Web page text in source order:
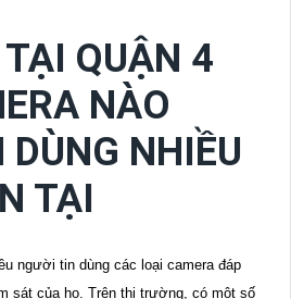
QUẬN 4
NÀO
NHIỀU
TẠI
người tin dùng các loại camera đáp
sát của họ. Trên thị trường, có một số